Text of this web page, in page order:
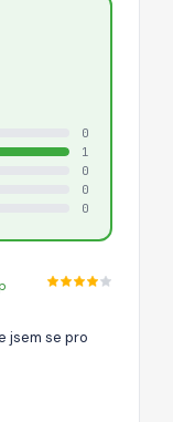
0
1
0
0
0
jsem se pro